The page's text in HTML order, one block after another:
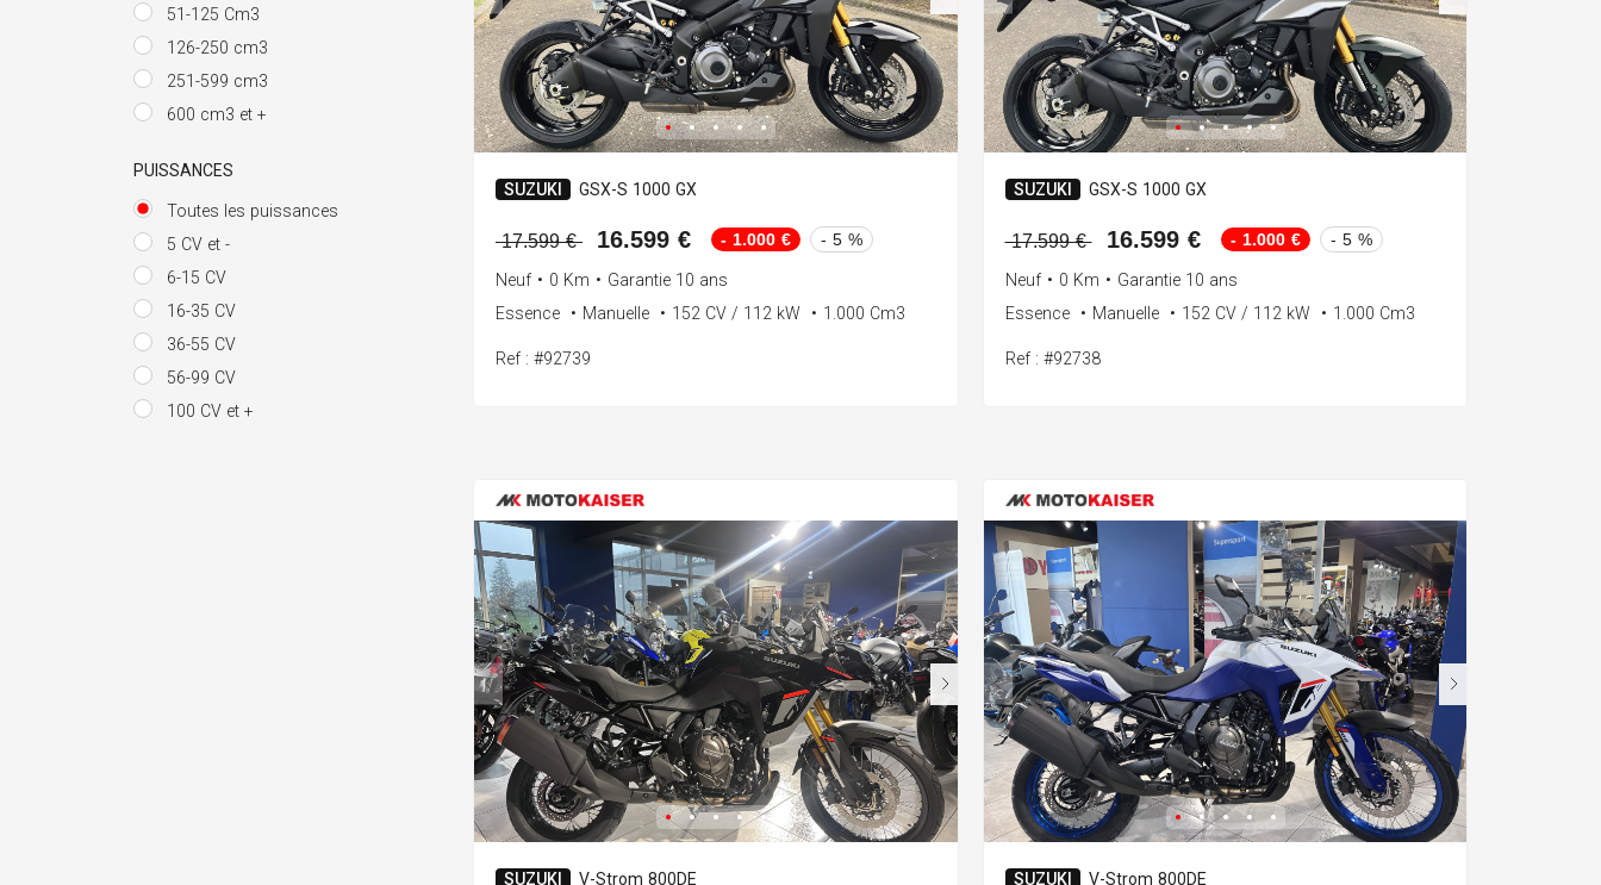
51-125 Cm3
126-250 cm3
251-599 cm3
600 cm3 et +
PUISSANCES
Toutes les puissances
5 CV et -
6-15 CV
16-35 CV
36-55 CV
56-99 CV
100 CV et +
SUZUKI GSX-S 1000 GX
17.599 € 16.599 € - 1.000 € - 5 %
Neuf • 0 Km • Garantie 10 ans
Essence
• Manuelle • 152 CV / 112 kW • 1.000 Cm3
Ref : #92739
SUZUKI GSX-S 1000 GX
17.599 € 16.599 € - 1.000 € - 5 %
Neuf • 0 Km • Garantie 10 ans
Essence
• Manuelle • 152 CV / 112 kW • 1.000 Cm3
Ref : #92738
SUZUKI V-Strom 800DE SUZUKI V-Strom 800DE